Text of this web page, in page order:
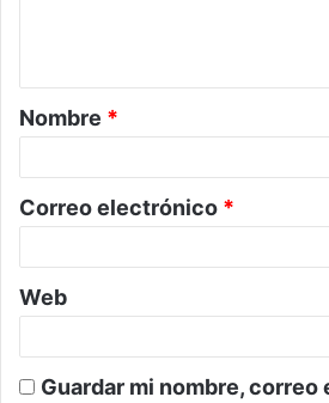
a
r
o
*
Nombre *
Correo electrónico *
Web
Guardar mi nombre,